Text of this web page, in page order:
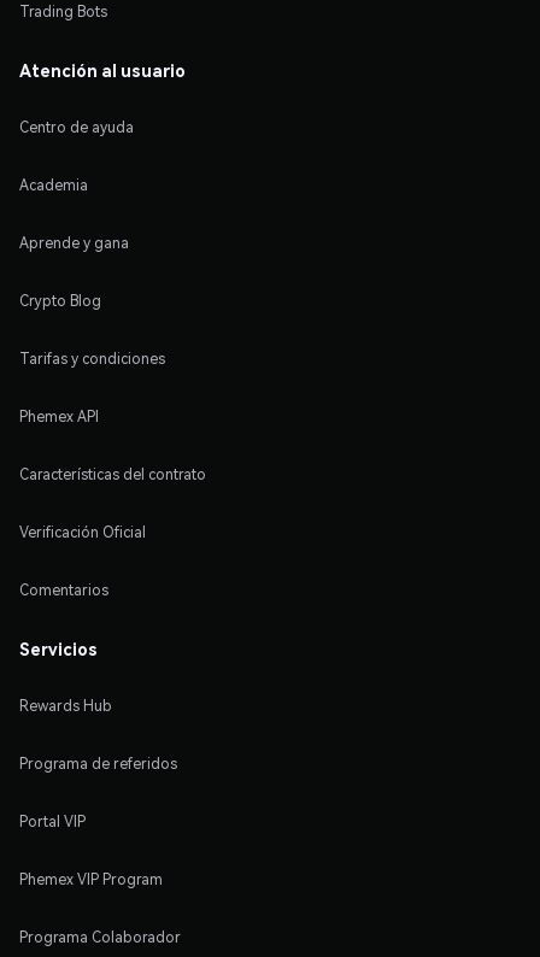
Trading Bots
Atención al usuario
Centro de ayuda
Academia
Aprende y gana
Crypto Blog
Tarifas y condiciones
Phemex API
Características del contrato
Verificación Oficial
Comentarios
Servicios
Rewards Hub
Programa de referidos
Portal VIP
Phemex VIP Program
Programa Colaborador